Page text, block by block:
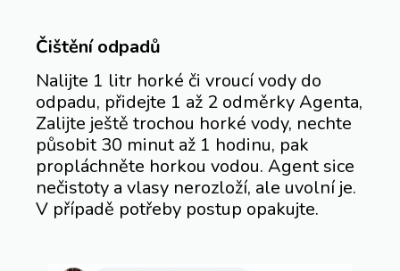
Čištění odpadů
Nalijte 1 litr horké či vroucí vody do
odpadu, přidejte 1 až 2 odměrky Agenta,
Zalijte ještě trochou horké vody, nechte
působit 30 minut až 1 hodinu, pak
propláchněte horkou vodou. Agent sice
nečistoty a vlasy nerozloží, ale uvolní je.
V případě potřeby postup opakujte.